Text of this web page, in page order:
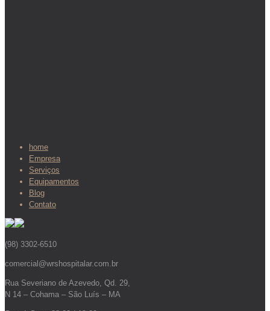
home
Empresa
Serviços
Equipamentos
Blog
Contato
(98) 3302-6510
comercial@wrshospitalar.com.br
Rua Severiano de Azevedo, Qd. 29,
N 14 – Cohama – São Luís – MA